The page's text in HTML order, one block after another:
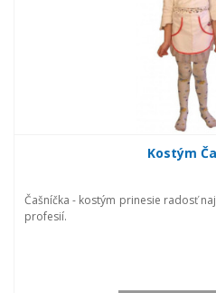
Kostým
Čašníčka - kostým prinesie radosť
profesií.